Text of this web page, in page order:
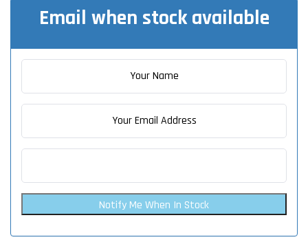
Email when stock available
Notify Me When In Stock